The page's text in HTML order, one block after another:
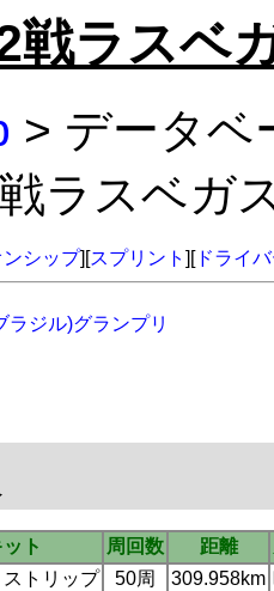
戦ラスベ
> データ
ラスベガ
シップ][スプリント ][ドライ
ジル)グランプリ
ト 周回数 距離
トリップ 50周 309.958km